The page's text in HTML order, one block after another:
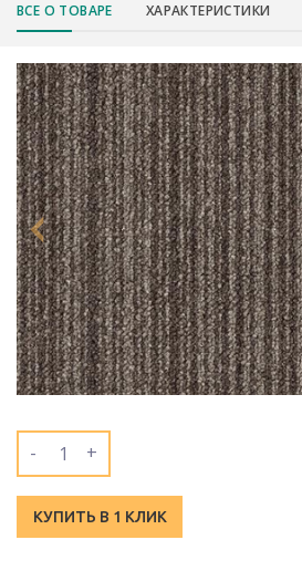
ВСЕ О ТОВАРЕ ХАРАКТЕРИСТИКИ
- +
КУПИТЬ В 1 КЛИК